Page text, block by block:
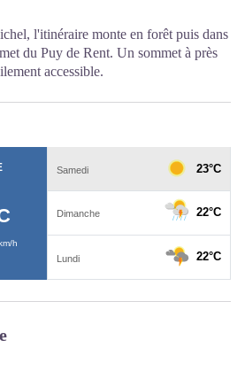
l'itinéraire monte en forêt puis dans
du Puy de Rent. Un sommet à près
accessible.